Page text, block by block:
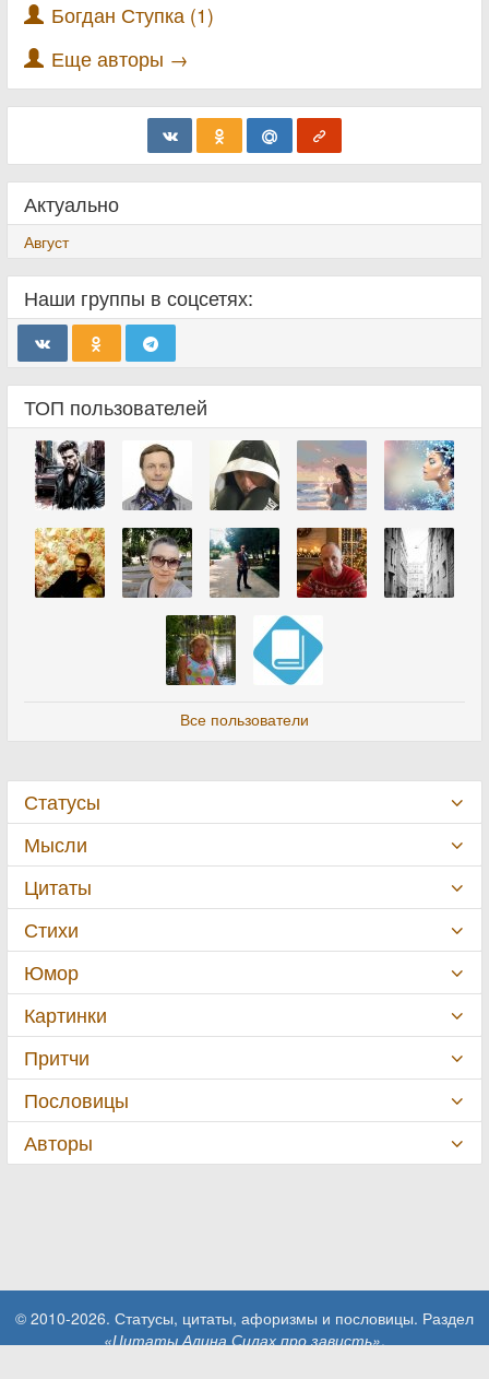
Богдан Ступка (1)
Еще авторы →
Актуально
Август
Наши группы в соцсетях:
ТОП пользователей
Все пользователи
Статусы
Мысли
Цитаты
Стихи
Юмор
Картинки
Притчи
Пословицы
Авторы
© 2010-2026. Статусы, цитаты, афоризмы и пословицы. Раздел
«Цитаты Алина Силах про зависть».